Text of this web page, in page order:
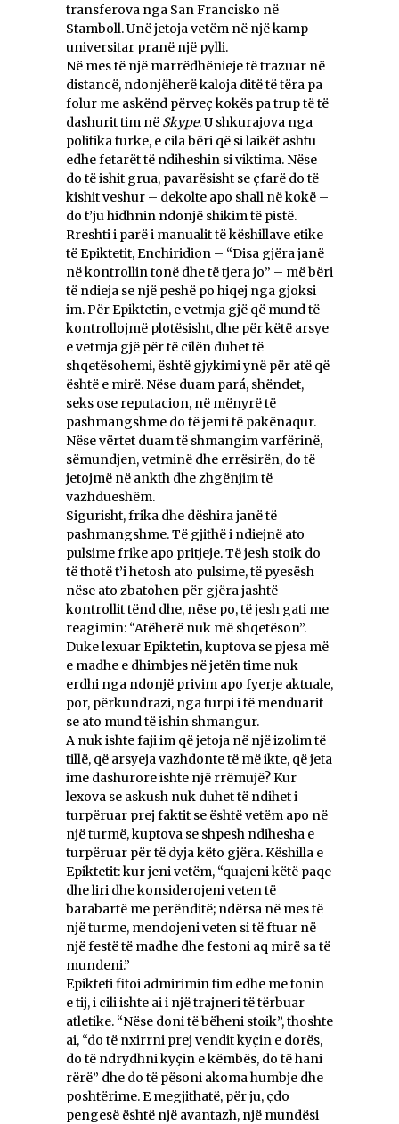
transferova nga San Francisko në
Stamboll. Unë jetoja vetëm në një kamp
universitar pranë një pylli.
Në mes të një marrëdhënieje të trazuar në
distancë, ndonjëherë kaloja ditë të tëra pa
folur me askënd përveç kokës pa trup të të
dashurit tim në Skype. U shkurajova nga
politika turke, e cila bëri që si laikët ashtu
edhe fetarët të ndiheshin si viktima. Nëse
do të ishit grua, pavarësisht se çfarë do të
kishit veshur – dekolte apo shall në kokë –
do t’ju hidhnin ndonjë shikim të pistë.
Rreshti i parë i manualit të këshillave etike
të Epiktetit, Enchiridion – “Disa gjëra janë
në kontrollin tonë dhe të tjera jo” – më bëri
të ndieja se një peshë po hiqej nga gjoksi
im. Për Epiktetin, e vetmja gjë që mund të
kontrollojmë plotësisht, dhe për këtë arsye
e vetmja gjë për të cilën duhet të
shqetësohemi, është gjykimi ynë për atë që
është e mirë. Nëse duam pará, shëndet,
seks ose reputacion, në mënyrë të
pashmangshme do të jemi të pakënaqur.
Nëse vërtet duam të shmangim varfërinë,
sëmundjen, vetminë dhe errësirën, do të
jetojmë në ankth dhe zhgënjim të
vazhdueshëm.
Sigurisht, frika dhe dëshira janë të
pashmangshme. Të gjithë i ndiejnë ato
pulsime frike apo pritjeje. Të jesh stoik do
të thotë t’i hetosh ato pulsime, të pyesësh
nëse ato zbatohen për gjëra jashtë
kontrollit tënd dhe, nëse po, të jesh gati me
reagimin: “Atëherë nuk më shqetëson”.
Duke lexuar Epiktetin, kuptova se pjesa më
e madhe e dhimbjes në jetën time nuk
erdhi nga ndonjë privim apo fyerje aktuale,
por, përkundrazi, nga turpi i të menduarit
se ato mund të ishin shmangur.
A nuk ishte faji im që jetoja në një izolim të
tillë, që arsyeja vazhdonte të më ikte, që jeta
ime dashurore ishte një rrëmujë? Kur
lexova se askush nuk duhet të ndihet i
turpëruar prej faktit se është vetëm apo në
një turmë, kuptova se shpesh ndihesha e
turpëruar për të dyja këto gjëra. Këshilla e
Epiktetit: kur jeni vetëm, “quajeni këtë paqe
dhe liri dhe konsiderojeni veten të
barabartë me perënditë; ndërsa në mes të
një turme, mendojeni veten si të ftuar në
një festë të madhe dhe festoni aq mirë sa të
mundeni.”
Epikteti fitoi admirimin tim edhe me tonin
e tij, i cili ishte ai i një trajneri të tërbuar
atletike. “Nëse doni të bëheni stoik”, thoshte
ai, “do të nxirrni prej vendit kyçin e dorës,
do të ndrydhni kyçin e këmbës, do të hani
rërë” dhe do të pësoni akoma humbje dhe
poshtërime. E megjithatë, për ju, çdo
pengesë është një avantazh, një mundësi